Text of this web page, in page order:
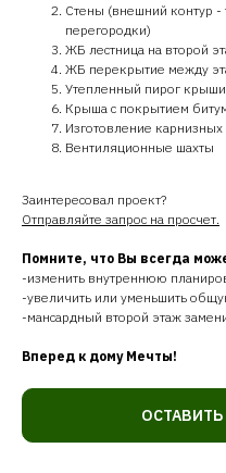
Стены (внешний контур
перегородки)
ЖБ лестница на второй
ЖБ перекрытие между
Утепленный пирог крыши
Крыша с покрытием
Изготовление карнизных
Вентиляционные шахты
Заинтересовал проект?
Отправляйте запрос на просчет.
Помните, что Вы всегда
-изменить внутреннюю
-увеличить или уменьшить
-мансардный второй этаж
Вперед к дому Мечты!
ОСТАВИТЬ